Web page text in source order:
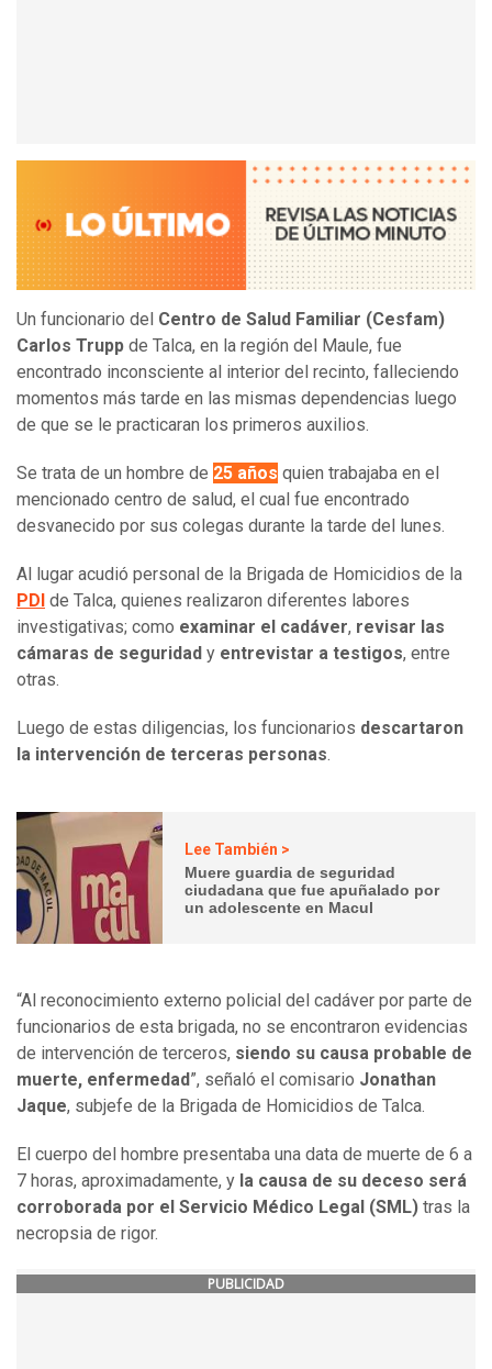
Un funcionario del Centro de Salud Familiar (Cesfam)
Carlos Trupp de Talca, en la región del Maule, fue
encontrado inconsciente al interior del recinto, falleciendo
momentos más tarde en las mismas dependencias luego
de que se le practicaran los primeros auxilios.
Se trata de un hombre de 25 años quien trabajaba en el
mencionado centro de salud, el cual fue encontrado
desvanecido por sus colegas durante la tarde del lunes.
Al lugar acudió personal de la Brigada de Homicidios de la
PDI de Talca, quienes realizaron diferentes labores
investigativas; como examinar el cadáver, revisar las
cámaras de seguridad y entrevistar a testigos, entre
otras.
Luego de estas diligencias, los funcionarios descartaron
la intervención de terceras personas.
Lee También >
Muere guardia de seguridad
ciudadana que fue apuñalado por
un adolescente en Macul
“Al reconocimiento externo policial del cadáver por parte de
funcionarios de esta brigada, no se encontraron evidencias
de intervención de terceros, siendo su causa probable de
muerte, enfermedad”, señaló el comisario Jonathan
Jaque, subjefe de la Brigada de Homicidios de Talca.
El cuerpo del hombre presentaba una data de muerte de 6 a
7 horas, aproximadamente, y la causa de su deceso será
corroborada por el Servicio Médico Legal (SML) tras la
necropsia de rigor.
PUBLICIDAD